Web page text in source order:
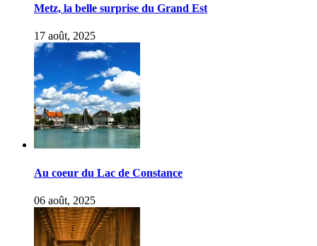
Metz, la belle surprise du Grand Est
17 août, 2025
Au coeur du Lac de Constance
06 août, 2025